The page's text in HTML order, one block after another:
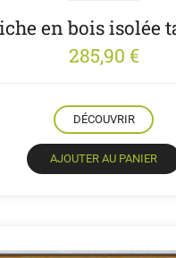
en bois isolée
285,90 €
DÉCOUVRIR
AJOUTER AU PANIER